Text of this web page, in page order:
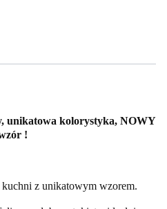
unikatowa kolorystyka, NOWY
!
z unikatowym wzorem.